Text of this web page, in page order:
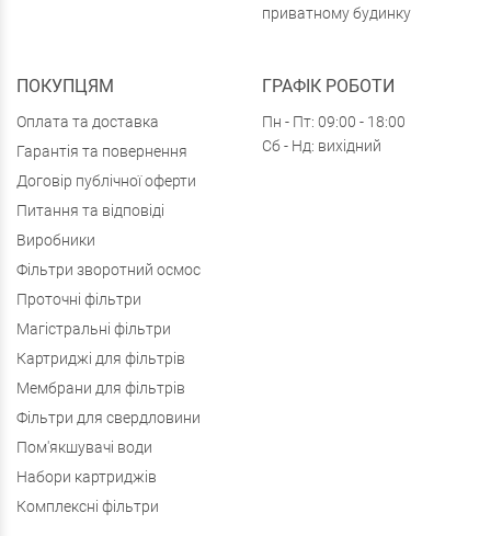
приватному будинку
ПОКУПЦЯМ
Оплата та доставка
Гарантія та повернення
Договір публічної оферти
Питання та відповіді
Виробники
Фільтри зворотний осмос
Проточні фільтри
Магістральні фільтри
Картриджі для фільтрів
Мембрани для фільтрів
Фільтри для свердловини
Пом'якшувачі води
Набори картриджів
Комплексні фільтри
ГРАФІК РОБОТИ
Пн - Пт: 09:00 - 18:00
Сб - Нд: вихідний